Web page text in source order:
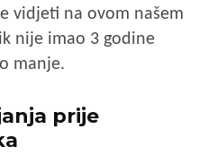
vidjeti na ovom našem
nije imao 3 godine
manje.
prije